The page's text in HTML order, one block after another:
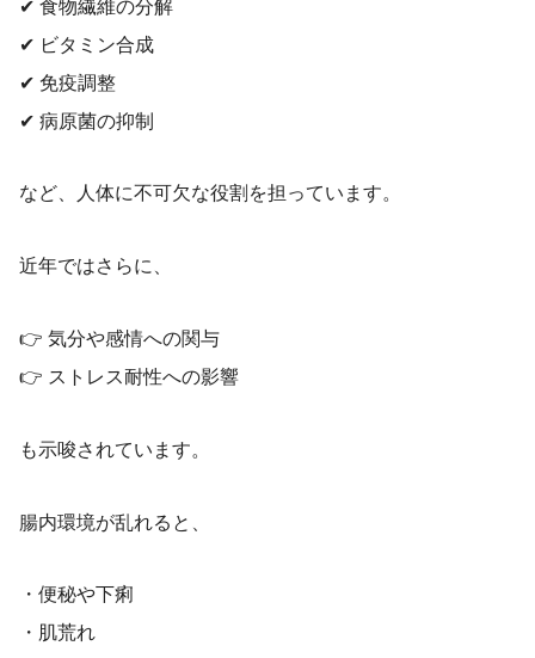
✔ 食物繊維の分解
✔ ビタミン合成
✔ 免疫調整
✔ 病原菌の抑制
など、人体に不可欠な役割を担っています。
近年ではさらに、
👉 気分や感情への関与
👉 ストレス耐性への影響
も示唆されています。
腸内環境が乱れると、
・便秘や下痢
・肌荒れ